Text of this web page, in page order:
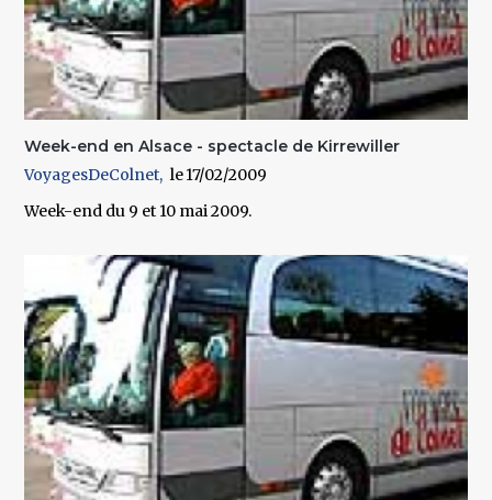
Week-end en Alsace - spectacle de Kirrewiller
VoyagesDeColnet
17/02/2009
Week-end du 9 et 10 mai 2009.